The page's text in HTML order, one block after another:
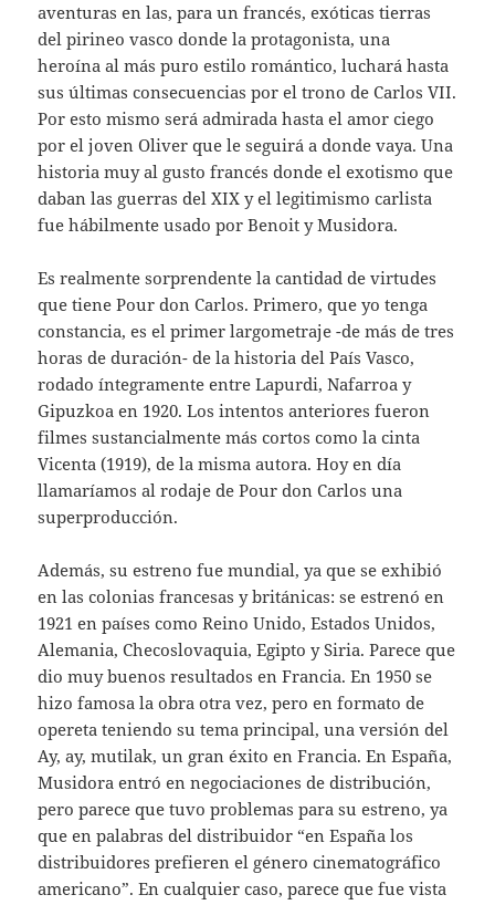
aventuras en las, para un francés, exóticas tierras
del pirineo vasco donde la protagonista, una
heroína al más puro estilo romántico, luchará hasta
sus últimas consecuencias por el trono de Carlos VII.
Por esto mismo será admirada hasta el amor ciego
por el joven Oliver que le seguirá a donde vaya. Una
historia muy al gusto francés donde el exotismo que
daban las guerras del XIX y el legitimismo carlista
fue hábilmente usado por Benoit y Musidora.
Es realmente sorprendente la cantidad de virtudes
que tiene Pour don Carlos. Primero, que yo tenga
constancia, es el primer largometraje -de más de tres
horas de duración- de la historia del País Vasco,
rodado íntegramente entre Lapurdi, Nafarroa y
Gipuzkoa en 1920. Los intentos anteriores fueron
filmes sustancialmente más cortos como la cinta
Vicenta (1919), de la misma autora. Hoy en día
llamaríamos al rodaje de Pour don Carlos una
superproducción.
Además, su estreno fue mundial, ya que se exhibió
en las colonias francesas y británicas: se estrenó en
1921 en países como Reino Unido, Estados Unidos,
Alemania, Checoslovaquia, Egipto y Siria. Parece que
dio muy buenos resultados en Francia. En 1950 se
hizo famosa la obra otra vez, pero en formato de
opereta teniendo su tema principal, una versión del
Ay, ay, mutilak, un gran éxito en Francia. En España,
Musidora entró en negociaciones de distribución,
pero parece que tuvo problemas para su estreno, ya
que en palabras del distribuidor “en España los
distribuidores prefieren el género cinematográfico
americano”. En cualquier caso, parece que fue vista